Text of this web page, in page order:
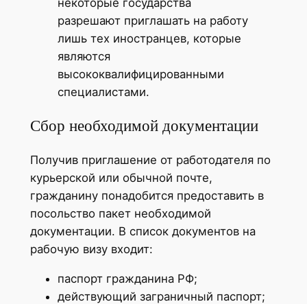
разрешают приглашать на работу
лишь тех иностранцев, которые
являются
высококвалифицированными
специалистами.
Сбор необходимой документации
Получив приглашение от работодателя по
курьерской или обычной почте,
гражданину понадобится предоставить в
посольство пакет необходимой
документации. В список документов на
рабочую визу входит:
паспорт гражданина РФ;
действующий заграничный паспорт;